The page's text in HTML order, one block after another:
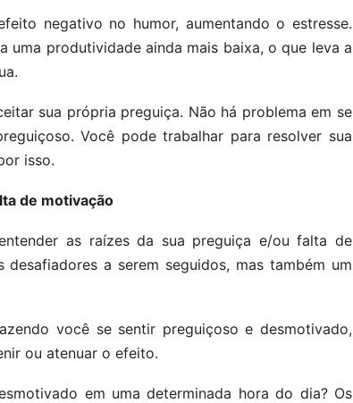
negativo no humor, aumentando o estresse.
uma produtividade ainda mais baixa, o que leva a
sua própria preguiça. Não há problema em se
Você pode trabalhar para resolver sua
isso.
de motivação
as raízes da sua preguiça e/ou falta de
a serem seguidos, mas também um
você se sentir preguiçoso e desmotivado,
ou atenuar o efeito.
em uma determinada hora do dia? Os